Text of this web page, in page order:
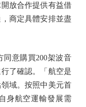
放合作提供有益借
商定具體安排並盡
意購買200架波音
了確認。「航空是
域。按照中美元首
身航空運輸發展需